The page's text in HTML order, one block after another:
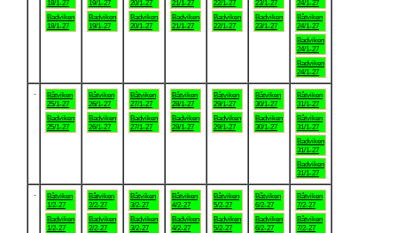
18/1-27
Badviken
18/1-27
19/1-27
Badviken
19/1-27
20/1-27
Badviken
20/1-27
21/1-27
Badviken
21/1-27
22/1-27
Badviken
22/1-27
23/1-27
Badviken
23/1-27
24/1-27
Båtviken
24/1-27
Badviken
24/1-27
Badviken
24/1-27
Båtviken
25/1-27
Badviken
25/1-27
Båtviken
26/1-27
Badviken
26/1-27
Båtviken
27/1-27
Badviken
27/1-27
Båtviken
28/1-27
Badviken
28/1-27
Båtviken
29/1-27
Badviken
29/1-27
Båtviken
30/1-27
Badviken
30/1-27
Båtviken
31/1-27
Båtviken
31/1-27
Badviken
31/1-27
Badviken
31/1-27
Båtviken
1/2-27
Badviken
1/2-27
Båtviken
2/2-27
Badviken
2/2-27
Båtviken
3/2-27
Badviken
3/2-27
Båtviken
4/2-27
Badviken
4/2-27
Båtviken
5/2-27
Badviken
5/2-27
Båtviken
6/2-27
Badviken
6/2-27
Båtviken
7/2-27
Båtviken
7/2-27